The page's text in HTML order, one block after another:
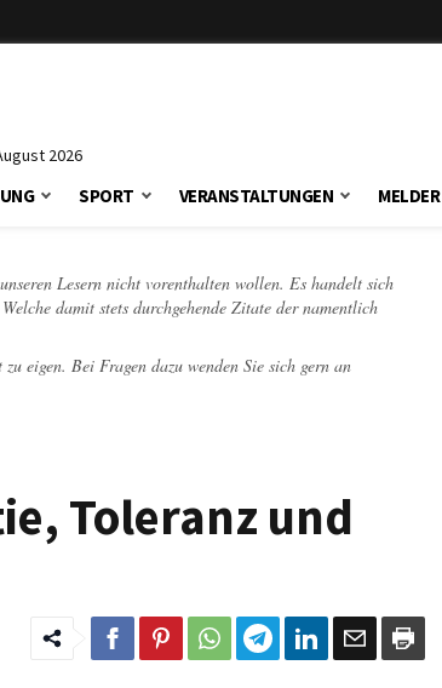
2026
SPORT VERANSTALTUNGEN MELDER
Lesern nicht vorenthalten wollen. Es handelt sich
damit stets durchgehende Zitate der namentlich
eigen. Bei Fragen dazu wenden Sie sich gern an
Toleranz und